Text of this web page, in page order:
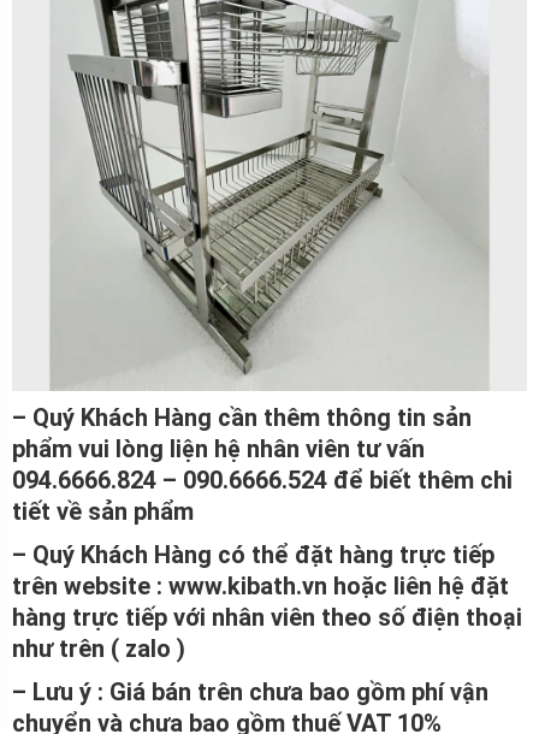
– Quý Khách Hàng cần thêm thông tin sản
phẩm vui lòng liện hệ nhân viên tư vấn
094.6666.824 – 090.6666.524 để biết thêm chi
tiết về sản phẩm
– Quý Khách Hàng có thể đặt hàng trực tiếp
trên website : www.kibath.vn hoặc liên hệ đặt
hàng trực tiếp với nhân viên theo số điện thoại
như trên ( zalo )
– Lưu ý : Giá bán trên chưa bao gồm phí vận
chuyển và chưa bao gồm thuế VAT 10%